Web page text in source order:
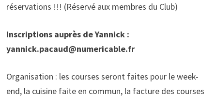
réservations !!! (Réservé aux membres du Club)
Inscriptions auprès de Yannick :
yannick.pacaud@numericable.fr
Organisation : les courses seront faites pour le week-
end, la cuisine faite en commun, la facture des courses